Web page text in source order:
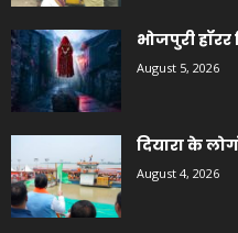
भोजपुरी
August 5, 2026
दियारा के
August 4, 2026